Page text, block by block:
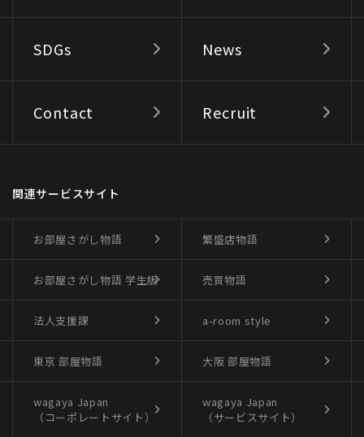
SDGs News
Contact Recruit
関連サービスサイト
お部屋さがし物語 繁盛店物語
お部屋さがし物語 学生版 売買物語
法人支援課 a-room style
東京 部屋物語 大阪 部屋物語
wagaya Japan
（コーポレートサイト）
wagaya Japan
（サービスサイト）